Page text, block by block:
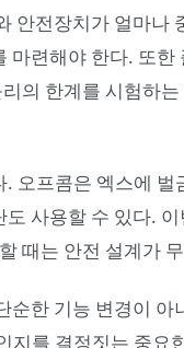
안전장치가 얼마나
마련해야 한다. 또
의 한계를 시험하
오프콤은 엑스에
사용할 수 있다.
때는 안전 설계가
순한 기능 변경이
지를 결정짓는 중요